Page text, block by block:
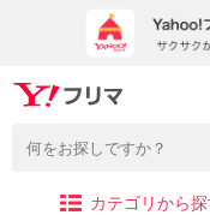
カテゴリから探